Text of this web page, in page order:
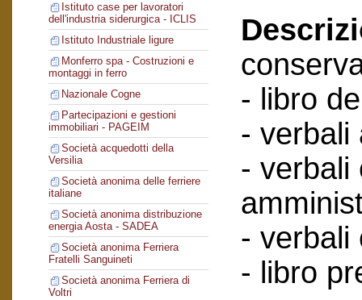
Istituto case per lavoratori
dell'industria siderurgica - ICLIS
Istituto Industriale ligure
Monferro spa - Costruzioni e
montaggi in ferro
Nazionale Cogne
Partecipazioni e gestioni
immobiliari - PAGEIM
Società acquedotti della
Versilia
Società anonima delle ferriere
italiane
Società anonima distribuzione
energia Aosta - SADEA
Società anonima Ferriera
Fratelli Sanguineti
Società anonima Ferriera di
Voltri
- libro
- verbali
- verbali
- verbali
- libro